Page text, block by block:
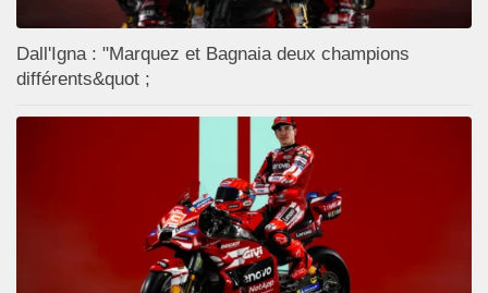
Dall'Igna : "Marquez et Bagnaia deux champions
différents&quot ;